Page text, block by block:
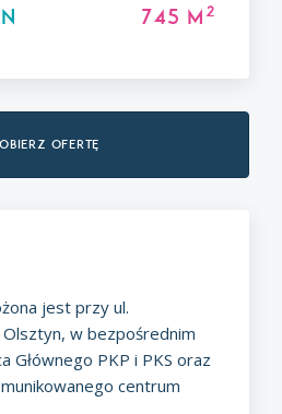
745 m 2
ofertę
jest przy ul.
w bezpośrednim
Głównego PKP i PKS oraz
centrum